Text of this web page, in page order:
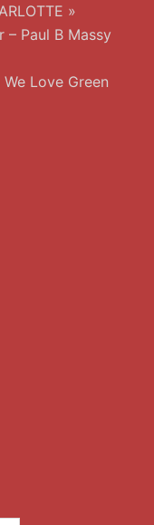
»
Paul B Massy
Love Green